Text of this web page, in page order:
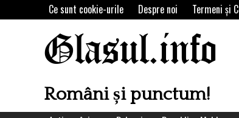
to
Ce sunt cookie-urile Despre noi Termeni şi
Glasul.info
Români și punctum!